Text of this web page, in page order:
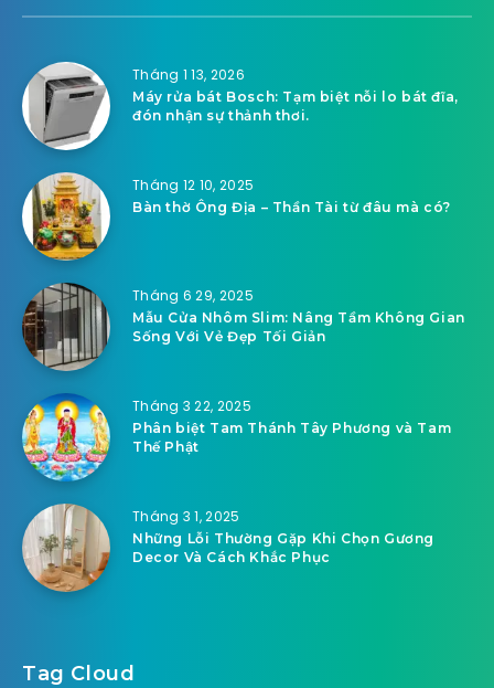
Tháng 1 13, 2026
Máy rửa bát Bosch: Tạm biệt nỗi lo bát đĩa,
đón nhận sự thảnh thơi.
Tháng 12 10, 2025
Bàn thờ Ông Địa – Thần Tài từ đâu mà có?
Tháng 6 29, 2025
Mẫu Cửa Nhôm Slim: Nâng Tầm Không Gian
Sống Với Vẻ Đẹp Tối Giản
Tháng 3 22, 2025
Phân biệt Tam Thánh Tây Phương và Tam
Thế Phật
Tháng 3 1, 2025
Những Lỗi Thường Gặp Khi Chọn Gương
Decor Và Cách Khắc Phục
Tag Cloud